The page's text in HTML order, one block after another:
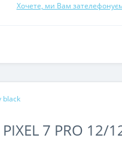
Хочете, ми Вам
black
7 PRO 12/